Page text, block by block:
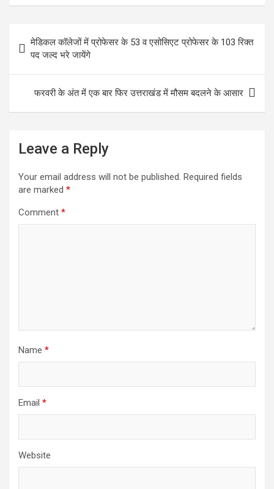
ce
b
o
o
k
tt
er
ail at
s
A
p
p
ar
e
Post
navigation
मेडिकल कॉलेजों में प्रोफेसर के 53 व एसोसिएट प्रोफेसर के 103 रिक्त
पद जल्द भरे जायेंगे
फरवरी के अंत में एक बार फिर उत्तराखंड में मौसम बदलने के आसार
Leave a Reply
Your email address will not be published. Required fields
are marked *
Comment *
Name *
Email *
Website